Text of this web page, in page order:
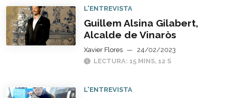
L'ENTREVISTA
Guillem Alsina Gilabert,
Alcalde de Vinaròs
Xavier Flores — 24/02/2023
LECTURA: 15 MINS, 12 S
L'ENTREVISTA